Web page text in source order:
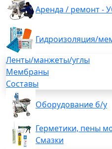
Аренда / ремонт -
Гидроизоляция/
Ленты/манжеты/углы
Мембраны
Составы
Оборудование б/у
Герметики, пены
Смазки